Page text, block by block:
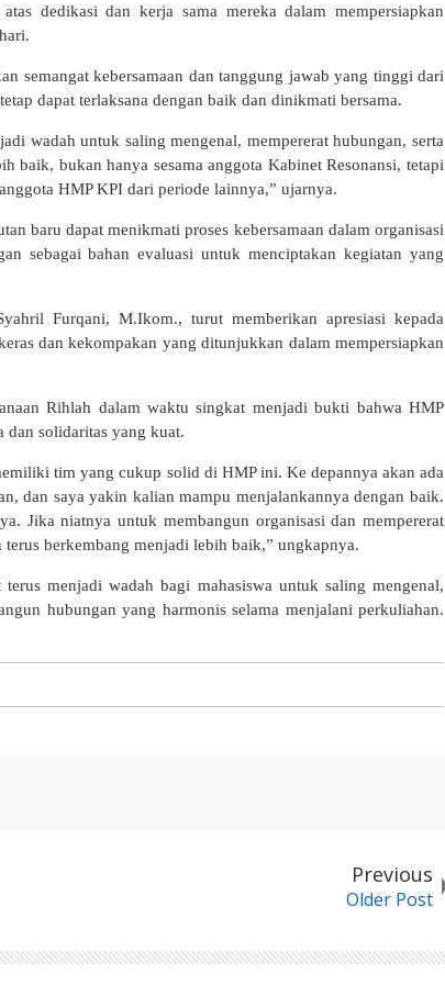
dedikasi dan kerja sama mereka dalam mempersiapkan
semangat kebersamaan dan tanggung jawab yang tinggi dari
dapat terlaksana dengan baik dan dinikmati bersama.
wadah untuk saling mengenal, mempererat hubungan, serta
baik, bukan hanya sesama anggota Kabinet Resonansi, tetapi
HMP KPI dari periode lainnya,” ujarnya.
baru dapat menikmati proses kebersamaan dalam organisasi
sebagai bahan evaluasi untuk menciptakan kegiatan yang
Furqani, M.Ikom., turut memberikan apresiasi kepada
dan kekompakan yang ditunjukkan dalam mempersiapkan
Rihlah dalam waktu singkat menjadi bukti bahwa HMP
dan solidaritas yang kuat.
tim yang cukup solid di HMP ini. Ke depannya akan ada
dan saya yakin kalian mampu menjalankannya dengan baik.
Jika niatnya untuk membangun organisasi dan mempererat
berkembang menjadi lebih baik,” ungkapnya.
menjadi wadah bagi mahasiswa untuk saling mengenal,
hubungan yang harmonis selama menjalani perkuliahan.
Previous
Older Post